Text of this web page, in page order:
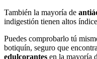
También la mayoría de
indigestión tienen altos
Puedes comprobarlo tú
botiquín, seguro que
edulcorantes en la mayoría